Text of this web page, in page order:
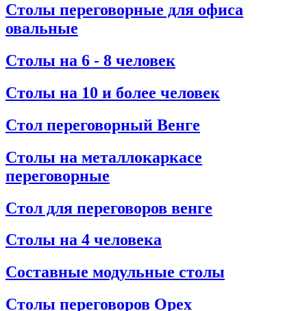
Столы переговорные для офиса
овальные
Столы на 6 - 8 человек
Столы на 10 и более человек
Стол переговорный Венге
Столы на металлокаркасе
переговорные
Стол для переговоров венге
Столы на 4 человека
Составные модульные столы
Столы переговоров Орех